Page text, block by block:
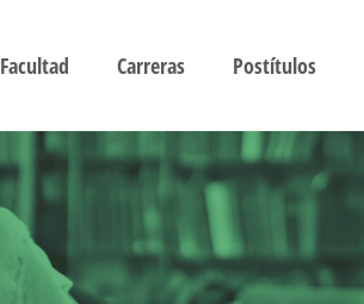
Facultad Carreras Postítulos